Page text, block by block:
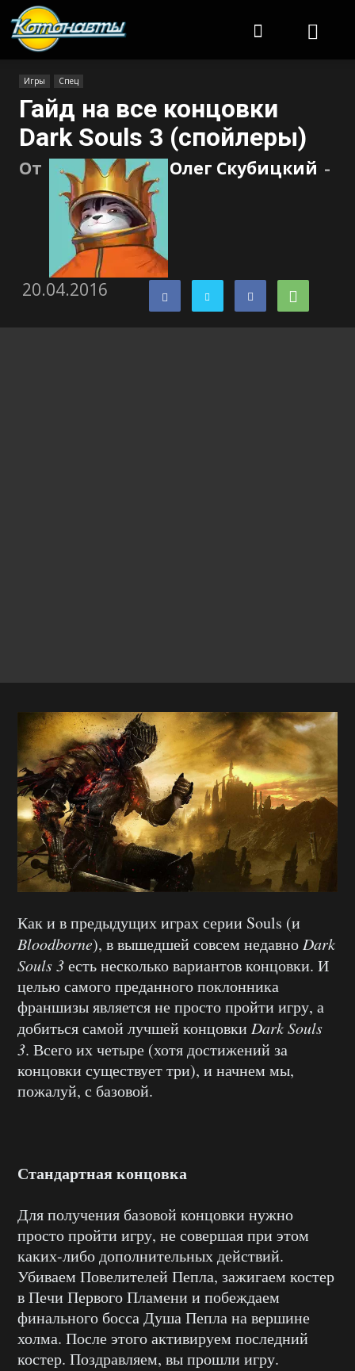
Игры Спец
Гайд на все концовки
Dark Souls 3 (спойлеры)
От Олег Скубицкий -
20.04.2016
Как и в предыдущих играх серии Souls (и
Bloodborne), в вышедшей совсем недавноDark
Souls 3есть несколько вариантов концовки. И
целью самого преданного поклонника
франшизы является не просто пройти игру, а
добиться самой лучшей концовки Dark Souls
3. Всего их четыре (хотя достижений за
концовки существует три), и начнем мы,
пожалуй, с базовой.
Стандартная концовка
Для получения базовой концовки нужно
просто пройти игру, не совершая при этом
каких-либо дополнительных действий.
Убиваем Повелителей Пепла, зажигаем костер
в Печи Первого Пламени и побеждаем
финального босса Душа Пепла на вершине
холма. После этого активируем последний
костер. Поздравляем, вы прошли игру.